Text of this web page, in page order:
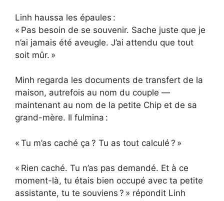
Linh haussa les épaules :
« Pas besoin de se souvenir. Sache juste que je
n’ai jamais été aveugle. J’ai attendu que tout
soit mûr. »
Minh regarda les documents de transfert de la
maison, autrefois au nom du couple —
maintenant au nom de la petite Chip et de sa
grand-mère. Il fulmina :
« Tu m’as caché ça ? Tu as tout calculé ? »
« Rien caché. Tu n’as pas demandé. Et à ce
moment-là, tu étais bien occupé avec ta petite
assistante, tu te souviens ? » répondit Linh